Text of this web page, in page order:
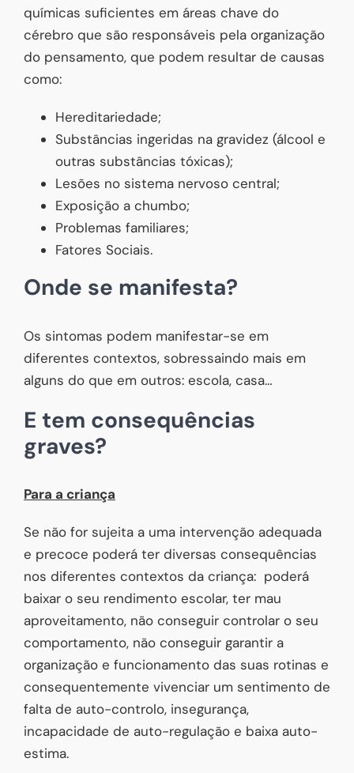
químicas suficientes em áreas chave do
cérebro que são responsáveis pela organização
do pensamento, que podem resultar de causas
como:
Hereditariedade;
Substâncias ingeridas na gravidez (álcool e
outras substâncias tóxicas);
Lesões no sistema nervoso central;
Exposição a chumbo;
Problemas familiares;
Fatores Sociais.
Onde se manifesta?
Os sintomas podem manifestar-se em
diferentes contextos, sobressaindo mais em
alguns do que em outros: escola, casa…
E tem consequências
graves?
Para a criança
Se não for sujeita a uma intervenção adequada
e precoce poderá ter diversas consequências
nos diferentes contextos da criança: poderá
baixar o seu rendimento escolar, ter mau
aproveitamento, não conseguir controlar o seu
comportamento, não conseguir garantir a
organização e funcionamento das suas rotinas e
consequentemente vivenciar um sentimento de
falta de auto-controlo, insegurança,
incapacidade de auto-regulação e baixa auto-
estima.